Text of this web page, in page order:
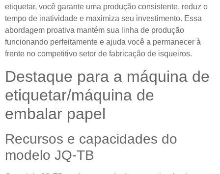
etiquetar, você garante uma produção consistente, reduz o
tempo de inatividade e maximiza seu investimento. Essa
abordagem proativa mantém sua linha de produção
funcionando perfeitamente e ajuda você a permanecer à
frente no competitivo setor de fabricação de isqueiros.
Destaque para a máquina de
etiquetar/máquina de
embalar papel
Recursos e capacidades do
modelo JQ-TB